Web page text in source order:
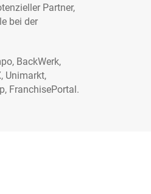
Partner,
bei der
BackWerk,
Unimarkt,
FranchisePortal.